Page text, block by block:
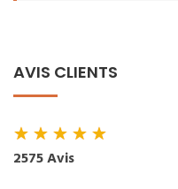
AVIS CLIENTS
★★★★★
2575 Avis